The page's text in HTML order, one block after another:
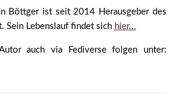
Böttger ist seit 2014 Herausgeber des
Sein Lebenslauf findet sich hier...
auch via Fediverse folgen unter: